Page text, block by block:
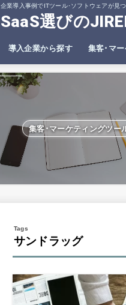
企業導入事例でITツール･ソフトウェアが見
SaaS選びの
導入企業から探す 集客･マ
SEO分析
ヒートマ
集客･マーケティングツー
サンドラッグ